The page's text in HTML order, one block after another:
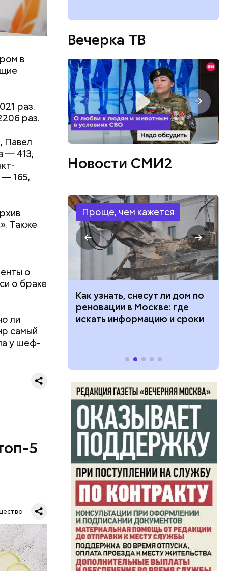
в
раз.
раз.
Павел
— 413,
165,
Также
о
о браке
ли
самый
у шеф-
5
Вечерка ТВ
Новости СМИ2
Проще, чем кажется
кто может
нужны
Как узнать, снесут ли дом по
реновации в Москве: где
искать информацию и сроки